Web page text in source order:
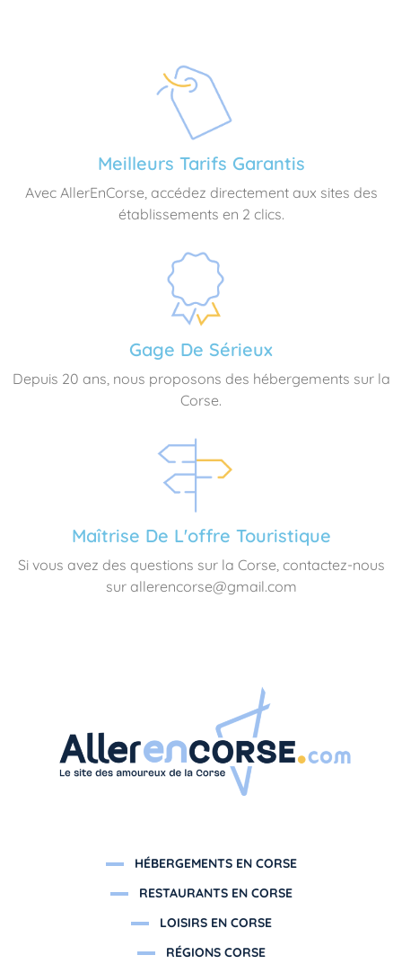
Meilleurs Tarifs Garantis
Avec AllerEnCorse, accédez directement aux sites des
établissements en 2 clics.
Gage De Sérieux
Depuis 20 ans, nous proposons des hébergements sur la
Corse.
Maîtrise De L'offre Touristique
Si vous avez des questions sur la Corse, contactez-nous
sur allerencorse@gmail.com
HÉBERGEMENTS EN CORSE
RESTAURANTS EN CORSE
LOISIRS EN CORSE
RÉGIONS CORSE